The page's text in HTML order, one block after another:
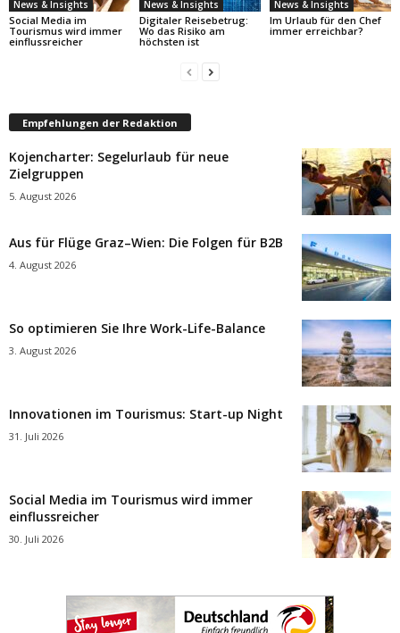
News & Insights
Social Media im
Tourismus wird immer
einflussreicher
News & Insights
Digitaler Reisebetrug:
Wo das Risiko am
höchsten ist
News & Insights
Im Urlaub für den Chef
immer erreichbar?
Empfehlungen der Redaktion
Kojencharter: Segelurlaub für neue
Zielgruppen
5. August 2026
Aus für Flüge Graz–Wien: Die Folgen für B2B
4. August 2026
So optimieren Sie Ihre Work-Life-Balance
3. August 2026
Innovationen im Tourismus: Start-up Night
31. Juli 2026
Social Media im Tourismus wird immer
einflussreicher
30. Juli 2026